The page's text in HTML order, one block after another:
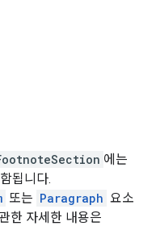
에는
됩니다.
또는 Paragraph 요소
한 자세한 내용은